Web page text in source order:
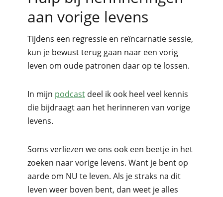
aan vorige levens
Tijdens een regressie en reïncarnatie sessie,
kun je bewust terug gaan naar een vorig
leven om oude patronen daar op te lossen.
In mijn podcast deel ik ook heel veel kennis
die bijdraagt aan het herinneren van vorige
levens.
Soms verliezen we ons ook een beetje in het
zoeken naar vorige levens. Want je bent op
aarde om NU te leven. Als je straks na dit
leven weer boven bent, dan weet je alles